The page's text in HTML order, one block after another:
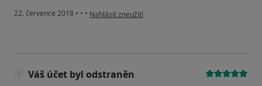
22. července 2018 • • • podle názoru uživatele Váš účet byl odstraněn
Nahlásit zneužití
Váš účet byl odstraněn